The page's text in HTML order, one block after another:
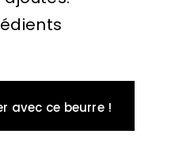
avec ce beurre !